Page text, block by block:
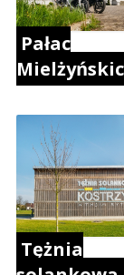
Pałac
Tężnia